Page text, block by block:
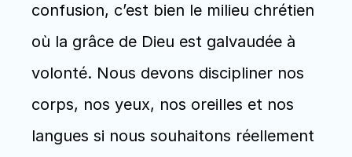
confusion, c’est bien le milieu chrétien
où la grâce de Dieu est galvaudée à
volonté. Nous devons discipliner nos
corps, nos yeux, nos oreilles et nos
langues si nous souhaitons réellement